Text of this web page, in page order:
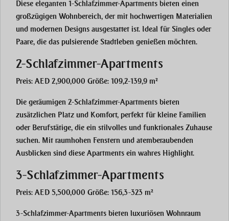
Diese eleganten 1-Schlafzimmer-Apartments bieten einen
großzügigen Wohnbereich, der mit hochwertigen Materialien
und modernen Designs ausgestattet ist. Ideal für Singles oder
Paare, die das pulsierende Stadtleben genießen möchten.
2-Schlafzimmer-Apartments
Preis: AED 2,900,000 Größe: 109,2-139,9 m²
Die geräumigen 2-Schlafzimmer-Apartments bieten
zusätzlichen Platz und Komfort, perfekt für kleine Familien
oder Berufstätige, die ein stilvolles und funktionales Zuhause
suchen. Mit raumhohen Fenstern und atemberaubenden
Ausblicken sind diese Apartments ein wahres Highlight.
3-Schlafzimmer-Apartments
Preis: AED 5,500,000 Größe: 156,3-323 m²
3-Schlafzimmer-Apartments bieten luxuriösen Wohnraum